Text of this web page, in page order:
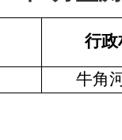
行政
牛角